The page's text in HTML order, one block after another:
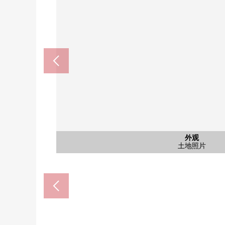
外观
土地照片
外观
土地照片
外观
土地照片
风景
风景
含有前面道路的外观
前面道路
外观
土地照片
含有前面道路的外观
前面道路
海老名市立杉本小学(约
海老名市立柏谷中学(约
Create Ｓ·Ｄ海老名国分北商店
La La Port海老名(约
binauoku海老名(约